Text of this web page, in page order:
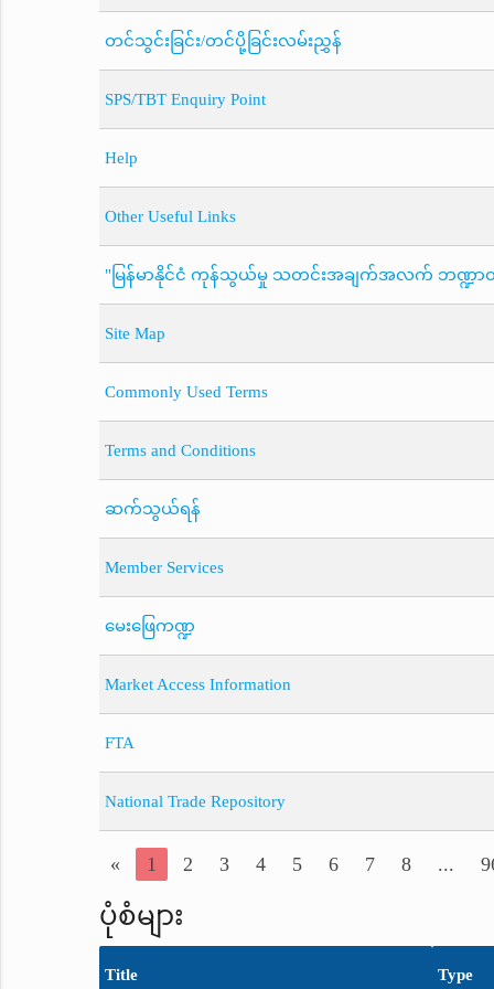
တင်သွင်းခြင်း/တင်ပို့ခြင်းလမ်းညွှန်
SPS/TBT Enquiry Point
Help
Other Useful Links
"မြန်မာနိုင်ငံ ကုန်သွယ်မှု သတင်းအချက်အလက် ဘဏ္ဍ
Site Map
Commonly Used Terms
Terms and Conditions
ဆက်သွယ်ရန်
Member Services
မေးဖြေကဏ္ဍ
Market Access Information
FTA
National Trade Repository
« 1 2 3 4 5 6 7 8 ...
ပုံစံများ
Title Type